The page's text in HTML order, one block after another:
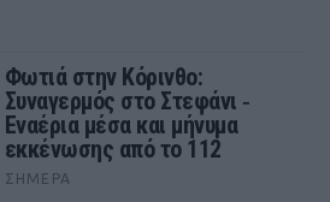
Φωτιά στην Κόρινθο:
Συναγερμός στο Στεφάνι ‑
Εναέρια μέσα και μήνυμα
εκκένωσης από το 112
ΣΉΜΕΡΑ